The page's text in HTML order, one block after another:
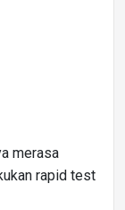
merasa
rapid test